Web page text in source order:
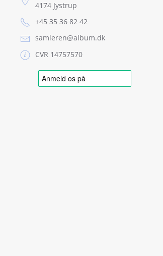
4174 Jystrup
+45 35 36 82 42
samleren@album.dk
CVR 14757570